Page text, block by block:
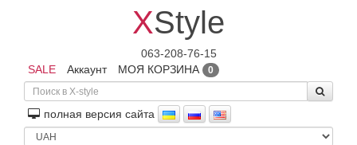
XStyle
063-208-76-15
SALE
Аккаунт МОЯ КОРЗИНА 0
полная версия сайта